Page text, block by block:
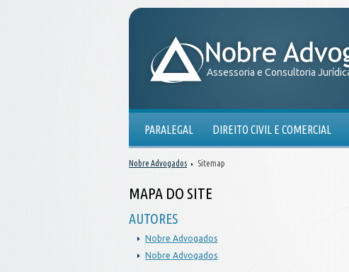
Nobre Advogados Sitemap
MAPA DO SITE
AUTORES
Nobre Advogados
Nobre Advogados
Assessoria e Consultoria
PARALEGAL DIREITO CIVIL E COMERCIAL